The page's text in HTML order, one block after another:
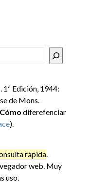
Edición, 1944:
de Mons.
Cómo diferefenciar
).
rápida.
web. Muy
uso.